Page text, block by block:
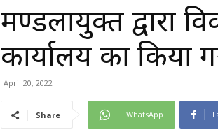
मण्डलायुक्त द्वारा
कार्यालय का किया
April 20, 2022
Share WhatsApp